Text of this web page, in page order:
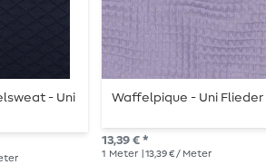
- Uni
Waffelpique - Uni Flieder
13,39 € *
1 Meter | 13,39 € / Meter